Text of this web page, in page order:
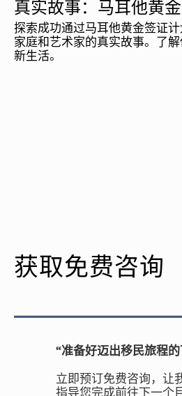
真实故事：马耳他黄
探索成功通过马耳他黄金签证计
家庭和艺术家的真实故事。了
新生活。
获取免费咨询
“准备好迈出移民旅程的
立即预订免费咨询，让
指导您完成前往下一个